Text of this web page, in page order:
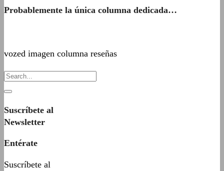
Probablemente la única columna dedicada…
vozed imagen columna reseñas
Suscríbete al
Newsletter
Entérate
Suscríbete al